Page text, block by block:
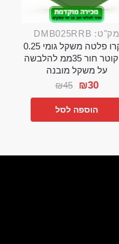
מק"ט: DMB025RRB
מיקרו פלטה משקל גומי 0.25
קג קוטר חור 35ממ להלבשה
על משקל מובנה
₪45 ₪30
הוספה לסל